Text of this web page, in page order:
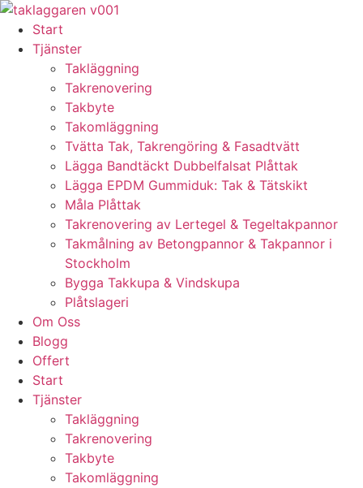
Skip
content
Start
Tjänster
Takläggning
Takrenovering
Takbyte
Takomläggning
Tvätta Tak, Takrengöring & Fasadtvätt
Lägga Bandtäckt Dubbelfalsat Plåttak
Lägga EPDM Gummiduk: Tak & Tätskikt
Måla Plåttak
Takrenovering av Lertegel & Tegeltakpannor
Takmålning av Betongpannor & Takpannor i
Stockholm
Bygga Takkupa & Vindskupa
Plåtslageri
Om Oss
Blogg
Offert
Start
Tjänster
Takläggning
Takrenovering
Takbyte
Takomläggning